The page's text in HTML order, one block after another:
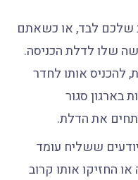
לבד, או כשאתם
שלו לדלת הכניסה.
להכניס אותו לחדר
בארגון סגור
את הדלת.
ששליח עומד
החזיקו אותו קרוב